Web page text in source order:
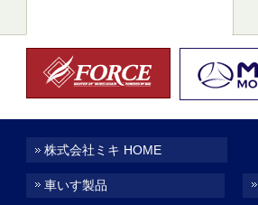
株式会社ミキ HOME
車いす製品